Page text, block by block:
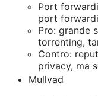
Port
port
Pro: grande
torrenting,
Contro:
privacy, ma
Mullvad